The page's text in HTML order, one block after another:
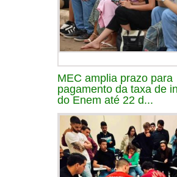
MEC amplia prazo para
pagamento da taxa de
do Enem até 22 d...